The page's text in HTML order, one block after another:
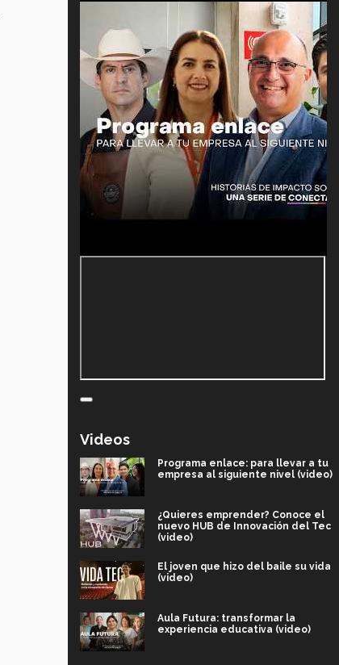
Videos
Programa enlace: para llevar a tu
empresa al siguiente nivel (video)
¿Quieres emprender? Conoce el
nuevo HUB de Innovación del Tec
(video)
El joven que hizo del baile su vida
(video)
Aula Futura: transformar la
experiencia educativa (video)